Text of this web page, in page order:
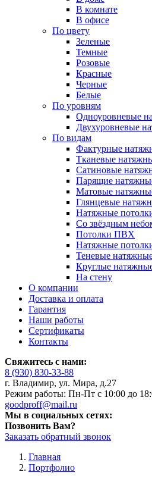
В комнате
В офисе
По цвету
Зеленые
Темные
Розовые
Красные
Черные
Белые
По уровням
Одноуровневые
Двухуровневые
По видам
Фактурные
Тканевые
Сатиновые
Парящие
Матовые
Глянцевые
Натяжные
Со звёздным
Потолки ПВХ
Натяжные
Теневые
Круглые
На стену
О компании
Доставка и оплата
Гарантия
Наши работы
Сертификаты
Контакты
Свяжитесь с нами:
8 (930) 830-33-88
г. Владимир, ул. Мира, д.27
Режим работы: Пн-Пт с 10:00 до
goodproff@mail.ru
Мы в социальных сетях:
Позвонить Вам?
Заказать обратный звонок
Главная
Портфолио